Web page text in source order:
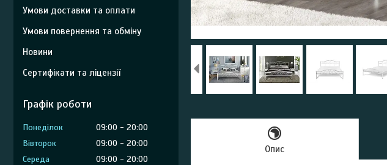
Опис
Умови доставки та оплати
Умови повернення та обміну
Новини
Сертифікати та ліцензії
Графік роботи
Понеділок 09:00
20:00
Вівторок
09:00
20:00
Середа
09:00
20:00